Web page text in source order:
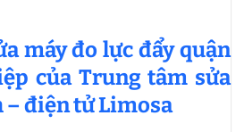
máy đo lực đẩy quận
của Trung tâm sửa
– điện tử Limosa